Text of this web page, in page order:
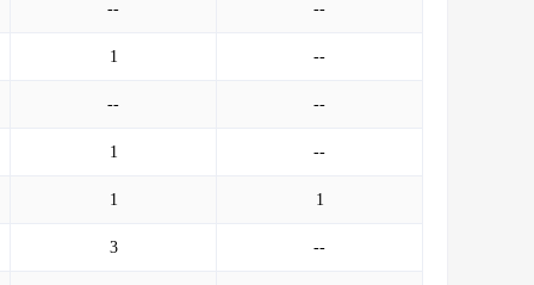
-- --
1 --
-- --
1 --
1 1
3 --